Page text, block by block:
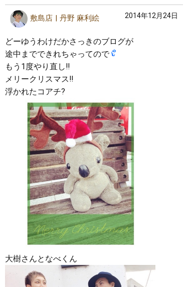
敷島店 丹野 麻利絵 2014年12月24日
どーゆうわけだかさっきのブログが
途中までできれちゃってので
もう1度やり直し‼︎
メリークリスマス‼︎
浮かれたコアチ?
大樹さんとなべくん